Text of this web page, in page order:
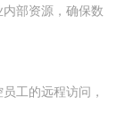
部资源，确保数
工的远程访问，